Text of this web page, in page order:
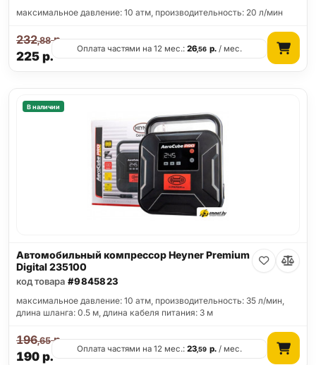
максимальное давление: 10 атм, производительность: 20 л/мин
225р.
232,88р.
Оплата частями на 12 мес.:26,56 р./ мес.
В наличии
Автомобильный компрессор Heyner Premium
Digital 235100
код товара #9845823
максимальное давление: 10 атм, производительность: 35 л/мин,
длина шланга: 0.5 м, длина кабеля питания: 3 м
190р.
196,65р.
Оплата частями на 12 мес.:23,59 р./ мес.